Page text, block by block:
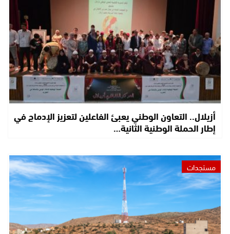
أزيلال.. التعاون الوطني يعبئ الفاعلين لتعزيز الإدماج في
إطار الحملة الوطنية الثانية…
مستجدات